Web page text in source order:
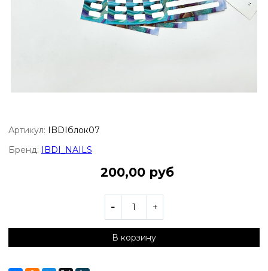
Артикул: IBDIблок07
Бренд: IBDI_NAILS
200,00 руб
В корзину